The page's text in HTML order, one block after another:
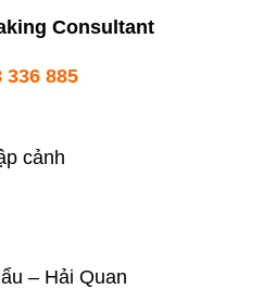
Consultant
336 885
cảnh
– Hải Quan